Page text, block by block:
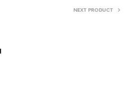
NEXT PRODUCT